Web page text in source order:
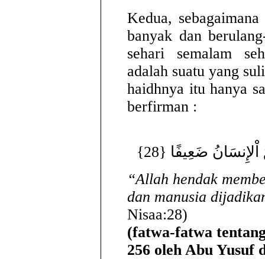
Kedua,
banyak dan
sehari semalam
adalah suatu yang
haidhnya itu hanya
berfirman :
ضَعِيفًا {28}
“Allah hendak
dan manusia
Nisaa:28)
(fatwa-fatwa
256 oleh Abu Yusuf